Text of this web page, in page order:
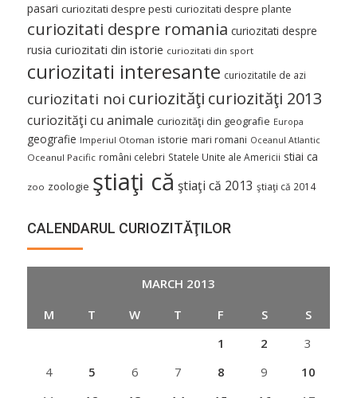
pasari curiozitati despre pesti curiozitati despre plante
curiozitati despre romania curiozitati despre
rusia curiozitati din istorie curiozitati din sport
curiozitati interesante curiozitatile de azi
curiozitati noi curiozităţi curiozităţi 2013
curiozităţi cu animale curiozităţi din geografie Europa
geografie Imperiul Otoman istorie mari romani Oceanul Atlantic
Oceanul Pacific români celebri Statele Unite ale Americii stiai ca
zoo zoologie ştiaţi că ştiaţi că 2013 ştiaţi că 2014
CALENDARUL CURIOZITĂŢILOR
MARCH 2013
M
T W T F S
S
1
2
3
4
5 6 7 8 9
10